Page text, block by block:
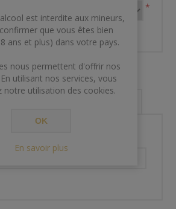
*
est interdite aux mineurs,
que vous êtes bien
ans et plus) dans votre pays.
nous permettent d'offrir nos
utilisant nos services, vous
notre utilisation des cookies.
OK
En savoir plus